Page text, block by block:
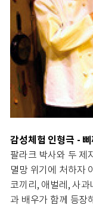
감성체험 인형극 -
팔라크 박사와 두 제
멸망 위기에 처하자
코끼리, 애벌레, 사
과 배우가 함께 등장